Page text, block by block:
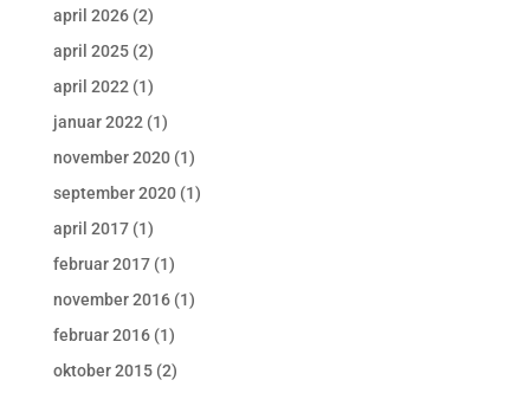
april 2026(2)
april 2025(2)
april 2022 (1)
januar 2022 (1)
november 2020(1)
september 2020(1)
april 2017(1)
februar 2017(1)
november 2016(1)
februar 2016(1)
oktober 2015(2)